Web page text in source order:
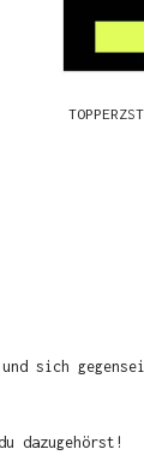
sich
dazugehörst!